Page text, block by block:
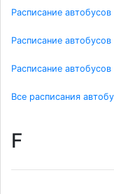
Расписание
Расписание
Расписание
Все расписания
F